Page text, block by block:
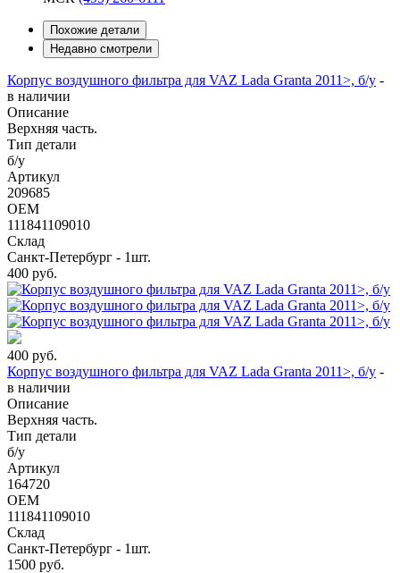
Похожие детали
Недавно смотрели
Корпус воздушного фильтра для VAZ Lada Granta 2011>, б/у -
в наличии
Описание
Верхняя часть.
Тип детали
б/у
Артикул
209685
OEM
111841109010
Склад
Санкт-Петербург - 1шт.
400 руб.
400 руб.
Корпус воздушного фильтра для VAZ Lada Granta 2011>, б/у -
в наличии
Описание
Верхняя часть.
Тип детали
б/у
Артикул
164720
OEM
111841109010
Склад
Санкт-Петербург - 1шт.
1500 руб.